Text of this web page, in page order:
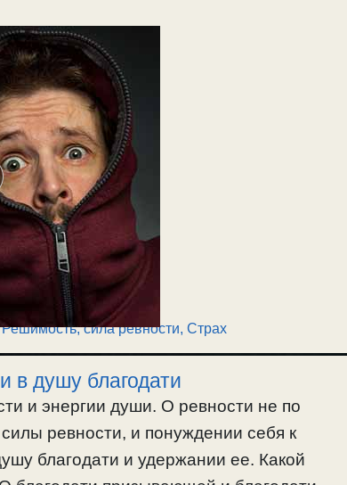
Решимость, сила ревности, Страх
в душу благодати
и энергии души. О ревности не по
ревности, и понуждении себя к
благодати и удержании ее. Какой